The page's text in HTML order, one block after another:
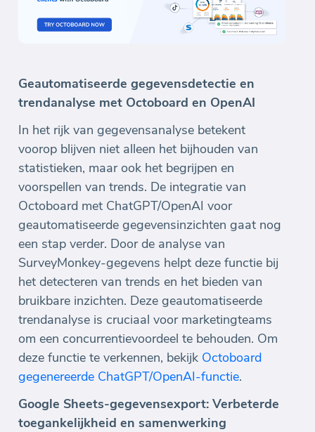
Geautomatiseerde gegevensdetectie en
trendanalyse met Octoboard en OpenAI
In het rijk van gegevensanalyse betekent
voorop blijven niet alleen het bijhouden van
statistieken, maar ook het begrijpen en
voorspellen van trends. De integratie van
Octoboard met ChatGPT/OpenAI voor
geautomatiseerde gegevensinzichten gaat nog
een stap verder. Door de analyse van
SurveyMonkey-gegevens helpt deze functie bij
het detecteren van trends en het bieden van
bruikbare inzichten. Deze geautomatiseerde
trendanalyse is cruciaal voor marketingteams
om een concurrentievoordeel te behouden. Om
deze functie te verkennen, bekijk Octoboard
gegenereerde ChatGPT/OpenAI-functie.
Google Sheets-gegevensexport: Verbeterde
toegankelijkheid en samenwerking